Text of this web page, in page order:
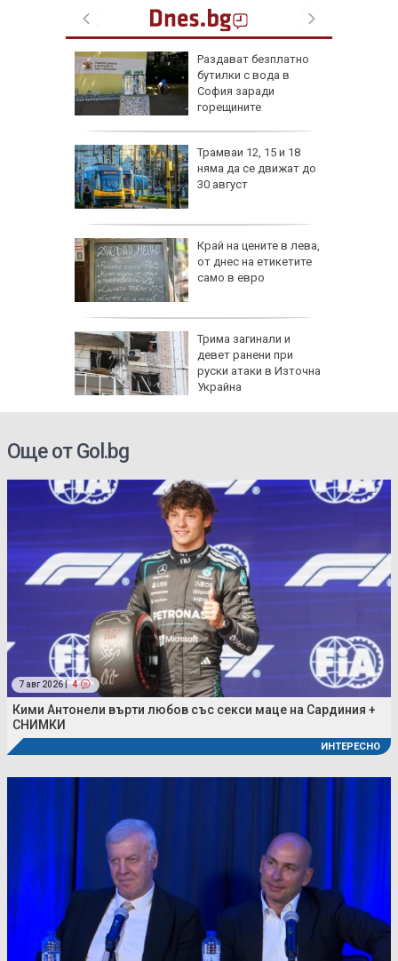
Раздават безплатно
бутилки с вода в
София заради
горещините
Трамваи 12, 15 и 18
няма да се движат до
30 август
Край на цените в лева,
от днес на етикетите
само в евро
Трима загинали и
девет ранени при
руски атаки в Източна
Украйна
Още от Gol.bg
7 авг 2026 | 4
Кими Антонели върти любов със секси маце на Сардиния +
СНИМКИ
ИНТЕРЕСНО